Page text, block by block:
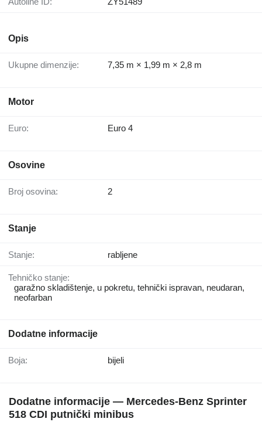
Opis
Ukupne dimenzije: 7,35 m × 1,99 m × 2,8 m
Motor
Euro: Euro 4
Osovine
Broj osovina: 2
Stanje
Stanje: rabljene
Tehničko stanje:
garažno skladištenje, u pokretu, tehnički ispravan, neudaran,
neofarban
Dodatne informacije
Boja: bijeli
Dodatne informacije — Mercedes-Benz Sprinter
518 CDI putnički minibus